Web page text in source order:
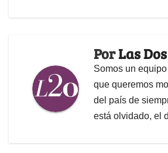
PorLas
Somos un
que queremos
del país de
está olvidado, el